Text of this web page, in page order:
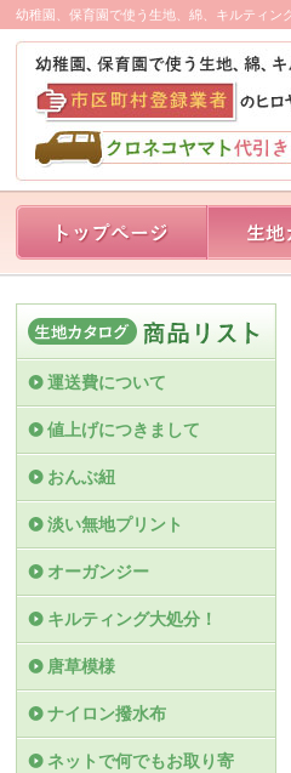
幼稚園、保育園で使う生地、綿、キルティン
運送費について
値上げにつきまして
おんぶ紐
淡い無地プリント
オーガンジー
キルティング大処分！
唐草模様
ナイロン撥水布
ネットで何でもお取り寄